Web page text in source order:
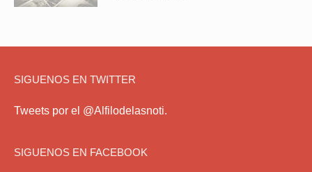
SIGUENOS EN TWITTER
Tweets por el @Alfilodelasnoti.
SIGUENOS EN FACEBOOK